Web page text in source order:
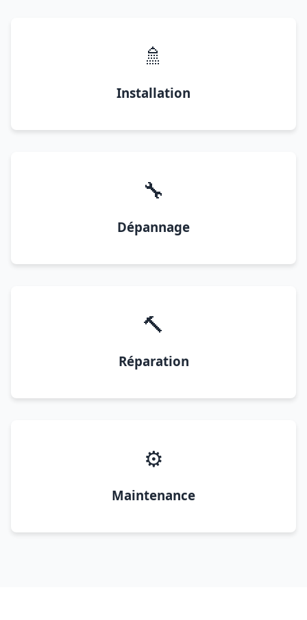
🚿
Installation
🔧
Dépannage
🔨
Réparation
⚙️
Maintenance